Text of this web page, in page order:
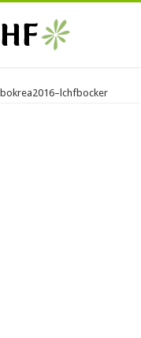
bokrea2016–lchfbocker